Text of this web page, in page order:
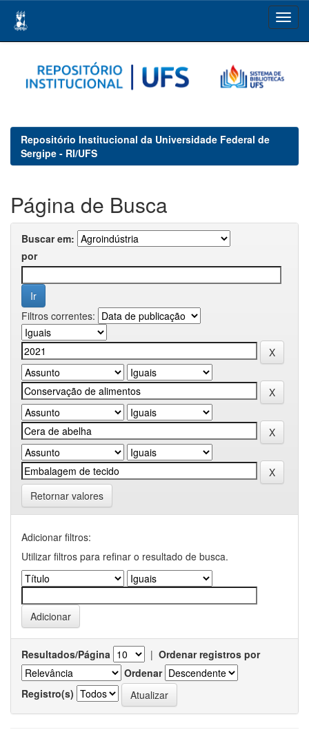
navigation
Repositório Institucional da Universidade Federal de
Sergipe - RI/UFS
Página de Busca
Buscar em:
por
Filtros correntes:
Retornar valores
Adicionar filtros:
Utilizar filtros para refinar o resultado de busca.
Resultados/Página | Ordenar registros por
Ordenar
Registro(s)